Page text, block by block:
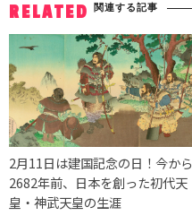
RELATED 関連する記事
2月11日は建国記念の日！今から
2682年前、日本を創った初代天
皇・神武天皇の生涯